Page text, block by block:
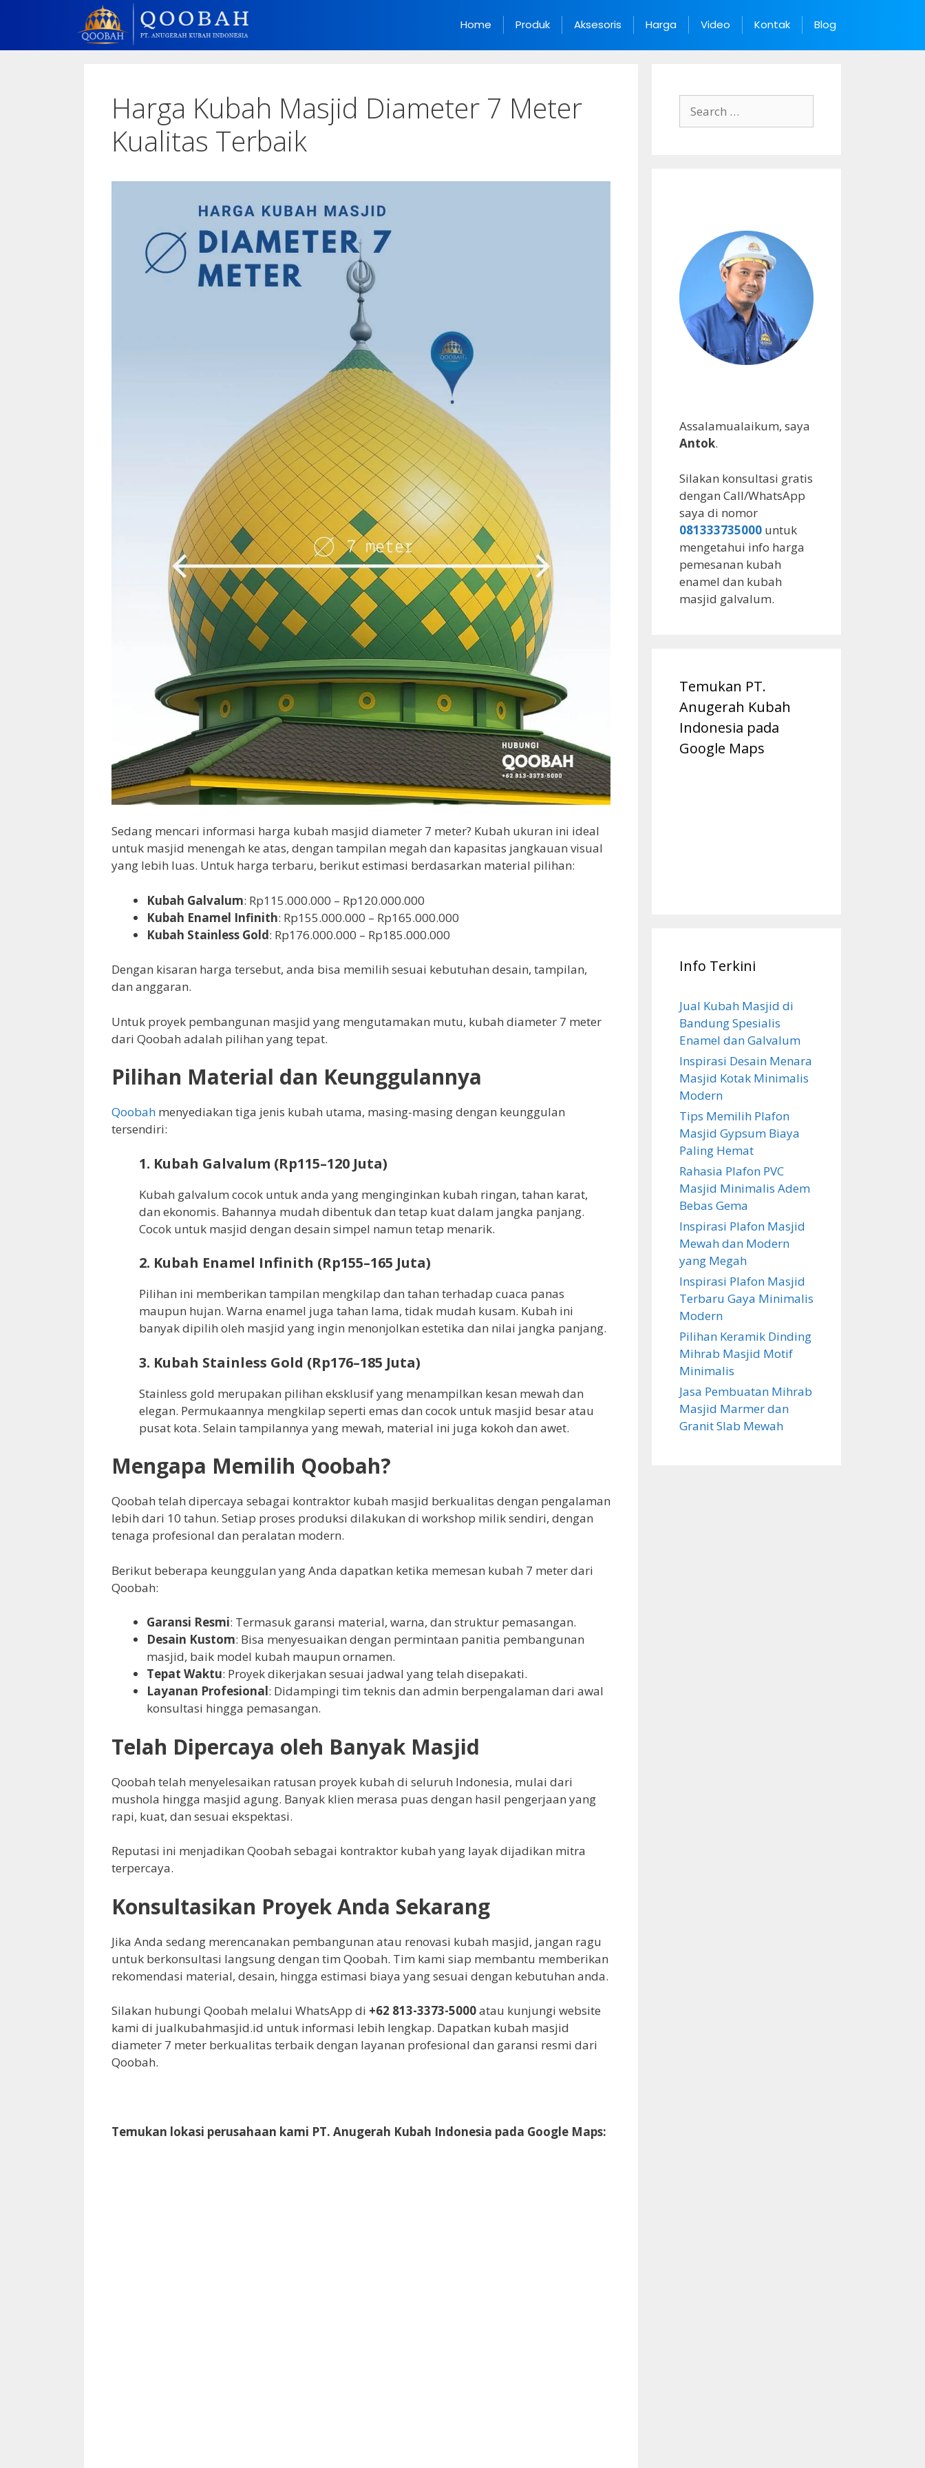
Home Produk Aksesoris Harga Video Kontak Blog
Harga Kubah Masjid Diameter 7 Meter
Kualitas Terbaik
Sedang mencari informasi harga kubah masjid diameter 7 meter? Kubah ukuran ini ideal
untuk masjid menengah ke atas, dengan tampilan megah dan kapasitas jangkauan visual
yang lebih luas. Untuk harga terbaru, berikut estimasi berdasarkan material pilihan:
Kubah Galvalum: Rp115.000.000 – Rp120.000.000
Kubah Enamel Infinith: Rp155.000.000 – Rp165.000.000
Kubah Stainless Gold: Rp176.000.000 – Rp185.000.000
Dengan kisaran harga tersebut, anda bisa memilih sesuai kebutuhan desain, tampilan,
dan anggaran.
Untuk proyek pembangunan masjid yang mengutamakan mutu, kubah diameter 7 meter
dari Qoobah adalah pilihan yang tepat.
Pilihan Material dan Keunggulannya
Qoobah menyediakan tiga jenis kubah utama, masing-masing dengan keunggulan
tersendiri:
1. Kubah Galvalum (Rp115–120 Juta)
Kubah galvalum cocok untuk anda yang menginginkan kubah ringan, tahan karat,
dan ekonomis. Bahannya mudah dibentuk dan tetap kuat dalam jangka panjang.
Cocok untuk masjid dengan desain simpel namun tetap menarik.
2. Kubah Enamel Infinith (Rp155–165 Juta)
Pilihan ini memberikan tampilan mengkilap dan tahan terhadap cuaca panas
maupun hujan. Warna enamel juga tahan lama, tidak mudah kusam. Kubah ini
banyak dipilih oleh masjid yang ingin menonjolkan estetika dan nilai jangka panjang.
3. Kubah Stainless Gold (Rp176–185 Juta)
Stainless gold merupakan pilihan eksklusif yang menampilkan kesan mewah dan
elegan. Permukaannya mengkilap seperti emas dan cocok untuk masjid besar atau
pusat kota. Selain tampilannya yang mewah, material ini juga kokoh dan awet.
Mengapa Memilih Qoobah?
Qoobah telah dipercaya sebagai kontraktor kubah masjid berkualitas dengan pengalaman
lebih dari 10 tahun. Setiap proses produksi dilakukan di workshop milik sendiri, dengan
tenaga profesional dan peralatan modern.
Berikut beberapa keunggulan yang Anda dapatkan ketika memesan kubah 7 meter dari
Qoobah:
Garansi Resmi: Termasuk garansi material, warna, dan struktur pemasangan.
Desain Kustom: Bisa menyesuaikan dengan permintaan panitia pembangunan
masjid, baik model kubah maupun ornamen.
Tepat Waktu: Proyek dikerjakan sesuai jadwal yang telah disepakati.
Layanan Profesional: Didampingi tim teknis dan admin berpengalaman dari awal
konsultasi hingga pemasangan.
Telah Dipercaya oleh Banyak Masjid
Qoobah telah menyelesaikan ratusan proyek kubah di seluruh Indonesia, mulai dari
mushola hingga masjid agung. Banyak klien merasa puas dengan hasil pengerjaan yang
rapi, kuat, dan sesuai ekspektasi.
Reputasi ini menjadikan Qoobah sebagai kontraktor kubah yang layak dijadikan mitra
terpercaya.
Konsultasikan Proyek Anda Sekarang
Jika Anda sedang merencanakan pembangunan atau renovasi kubah masjid, jangan ragu
untuk berkonsultasi langsung dengan tim Qoobah. Tim kami siap membantu memberikan
rekomendasi material, desain, hingga estimasi biaya yang sesuai dengan kebutuhan anda.
Silakan hubungi Qoobah melalui WhatsApp di +62 813-3373-5000atau kunjungi website
kami di jualkubahmasjid.id untuk informasi lebih lengkap. Dapatkan kubah masjid
diameter 7 meter berkualitas terbaik dengan layanan profesional dan garansi resmi dari
Qoobah.
Temukan lokasi perusahaan kami PT. Anugerah Kubah Indonesia pada Google Maps:
Assalamualaikum, saya
Antok.
Silakan konsultasi gratis
dengan Call/WhatsApp
saya di nomor
081333735000 untuk
mengetahui info harga
pemesanan kubah
enamel dan kubah
masjid galvalum.
Temukan PT.
Anugerah Kubah
Indonesia pada
Google Maps
Info Terkini
Jual Kubah Masjid di
Bandung Spesialis
Enamel dan Galvalum
Inspirasi Desain Menara
Masjid Kotak Minimalis
Modern
Tips Memilih Plafon
Masjid Gypsum Biaya
Paling Hemat
Rahasia Plafon PVC
Masjid Minimalis Adem
Bebas Gema
Inspirasi Plafon Masjid
Mewah dan Modern
yang Megah
Inspirasi Plafon Masjid
Terbaru Gaya Minimalis
Modern
Pilihan Keramik Dinding
Mihrab Masjid Motif
Minimalis
Jasa Pembuatan Mihrab
Masjid Marmer dan
Granit Slab Mewah